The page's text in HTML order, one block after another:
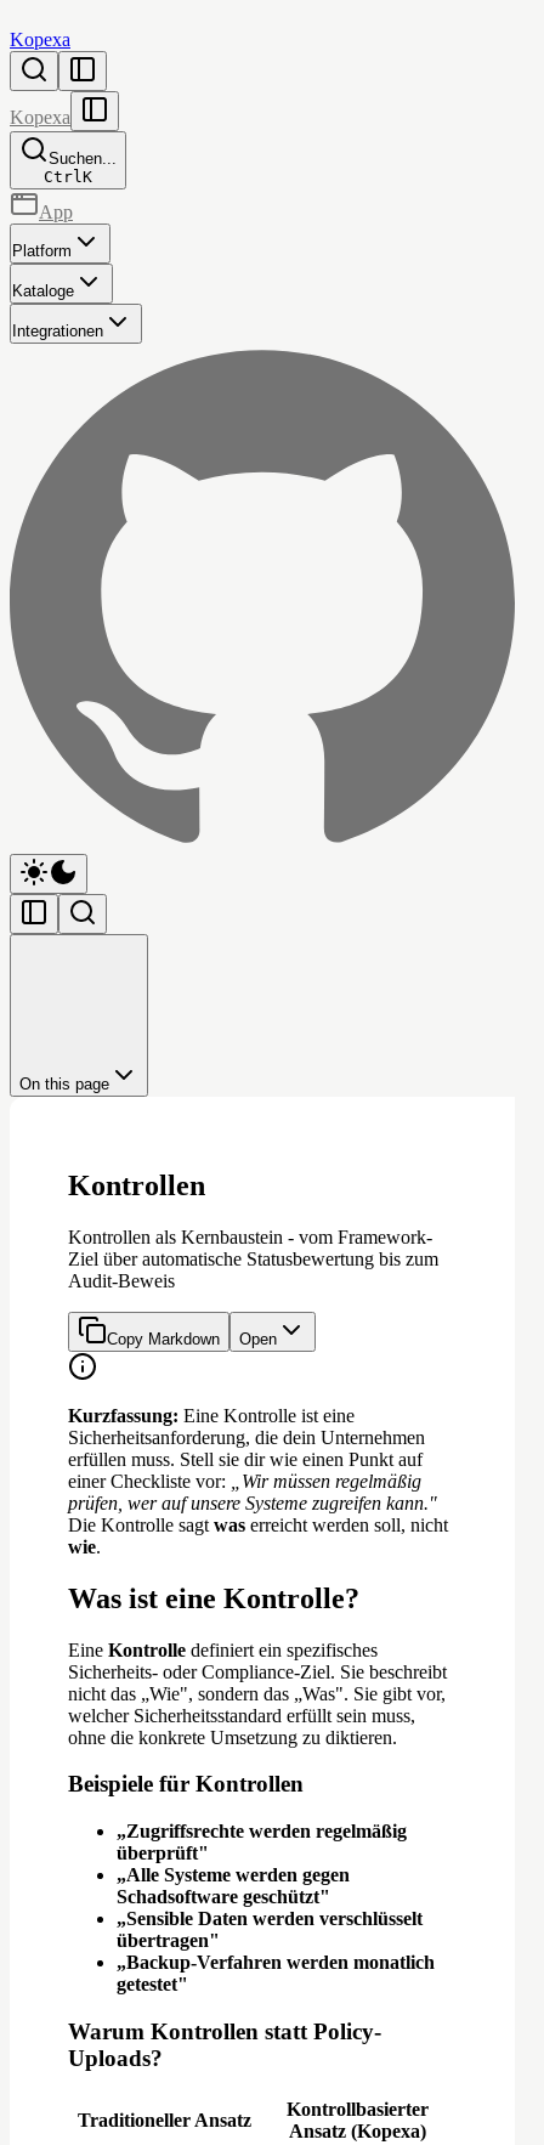
Kopexa
Kopexa
Suchen...
CtrlK
App
Platform
Kataloge
Integrationen
On this page
Kontrollen
Kontrollen als Kernbaustein - vom Framework-
Ziel über automatische Statusbewertung bis zum
Audit-Beweis
Copy Markdown Open
Kurzfassung: Eine Kontrolle ist eine
Sicherheitsanforderung, die dein Unternehmen
erfüllen muss. Stell sie dir wie einen Punkt auf
einer Checkliste vor:
„Wir müssen regelmäßig
prüfen, wer auf unsere Systeme zugreifen kann."
Die Kontrolle sagt was erreicht werden soll, nicht
wie.
Was ist eine Kontrolle?
Eine Kontrolle definiert ein spezifisches
Sicherheits- oder Compliance-Ziel. Sie beschreibt
nicht das „Wie", sondern das „Was". Sie gibt vor,
welcher Sicherheitsstandard erfüllt sein muss,
ohne die konkrete Umsetzung zu diktieren.
Beispiele für Kontrollen
„Zugriffsrechte werden regelmäßig
überprüft"
„Alle Systeme werden gegen
Schadsoftware geschützt"
„Sensible Daten werden verschlüsselt
übertragen"
„Backup-Verfahren werden monatlich
getestet"
Warum Kontrollen statt Policy-
Uploads?
Traditioneller Ansatz
Kontrollbasierter
Ansatz (Kopexa)